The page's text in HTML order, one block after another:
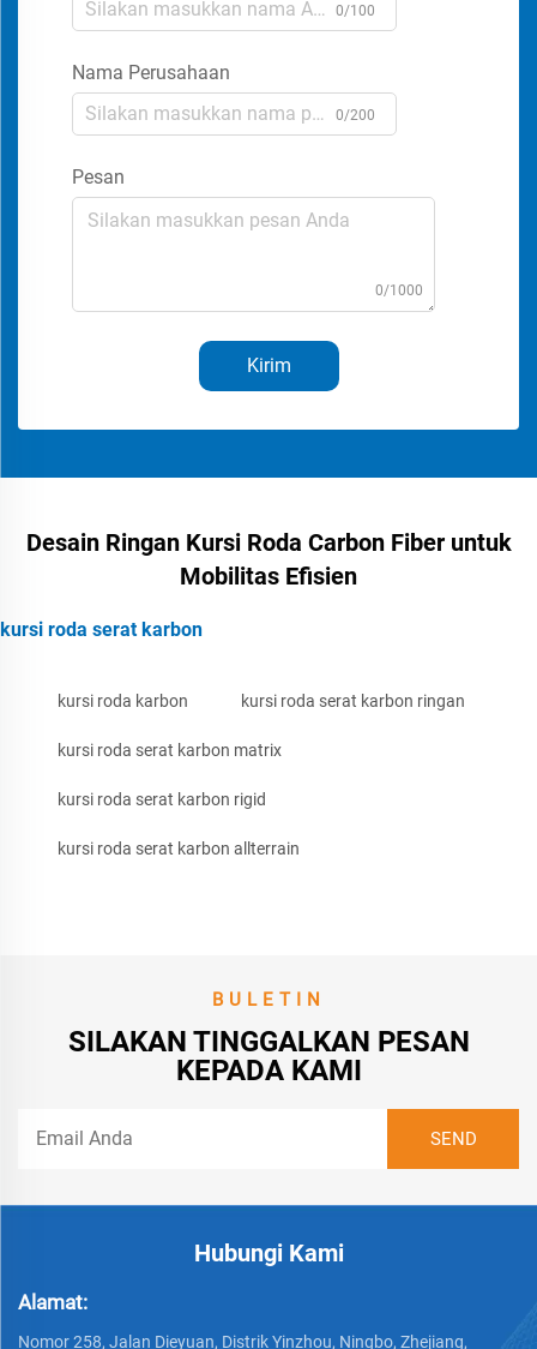
0/100
Nama Perusahaan
0/200
Pesan
0/1000
Kirim
Desain Ringan Kursi Roda Carbon Fiber untuk
Mobilitas Efisien
kursi roda serat karbon
kursi roda karbon kursi roda serat karbon ringan
kursi roda serat karbon matrix
kursi roda serat karbon rigid
kursi roda serat karbon allterrain
BULETIN
SILAKAN TINGGALKAN PESAN
KEPADA KAMI
Hubungi Kami
Alamat:
Nomor 258, Jalan Dieyuan, Distrik Yinzhou, Ningbo, Zhejiang,